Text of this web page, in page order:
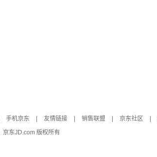
手机京东 友情链接 销售联盟 京东社区
京东JD.com 版权所有